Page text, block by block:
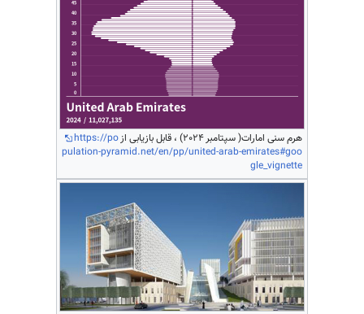
هرم سنی امارات( سپتامبر 2024) ، قابل بازیابی از
https://po
pulation-pyramid.net/en/pp/united-arab-emirates#goo
gle_vignette